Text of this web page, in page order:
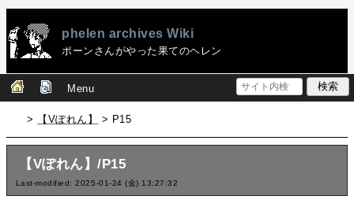
phelen archives Wiki
ポーンさんがやった果てのヘレン
Menu
> 【Vぽれん】 > P15
【Vぽれん】/P15
Last-modified: 2025-01-24 (金) 13:27:32